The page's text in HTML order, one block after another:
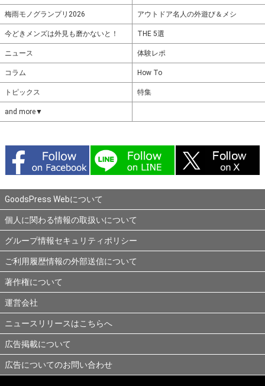
梅雨モノグランプリ2026 アウトドア名人の外遊び＆メシ
今どきメンズは外見も磨かないと！ THE 5選
ニュース 体験レポ
コラム How To
トピックス 特集
and more▼
GoodsPress Webについて
個人に関わる情報の取扱いについて
グループ情報セキュリティポリシー
ご利用履歴情報の外部送信について
著作権について
運営会社
ニュースリリースはこちらへ
広告掲載について
広告についてのお問い合わせ